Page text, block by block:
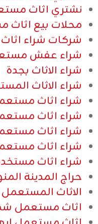
نشتري اثاث
محلات بيع
شركات شراء
شراء عفش
شراء الاثاث بجدة
شراء الاثاث
شراء اثاث
شراء اثاث
شراء اثاث
شراء اثاث
شراء اثاث
حراج المدينة
الاثاث
اثاث مستعمل